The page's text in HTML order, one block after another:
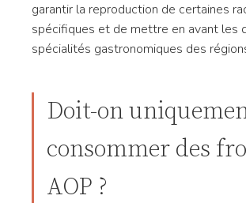
garantir la reproduction de certaines
spécifiques et de mettre en avant les
spécialités gastronomiques des
Doit-on
consommer des
AOP ?